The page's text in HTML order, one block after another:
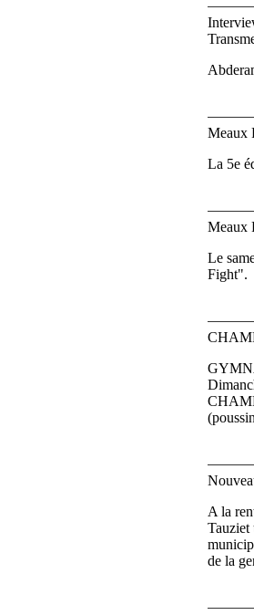
Meaux
La 5e
Meaux
Le
Fight".
A la
Tauziet
de la